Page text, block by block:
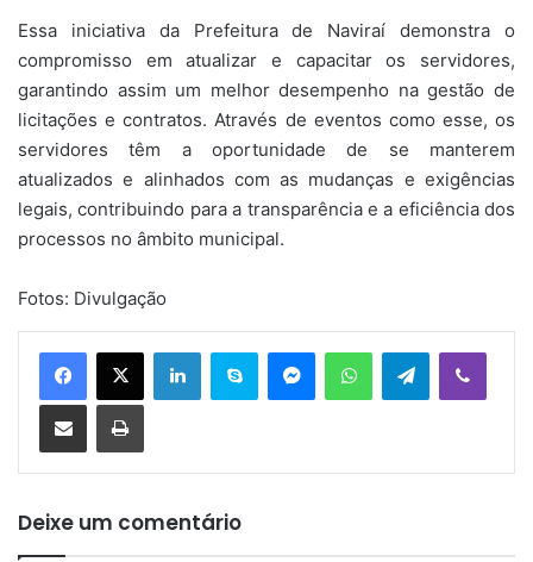
Essa iniciativa da Prefeitura de Naviraí demonstra o
compromisso em atualizar e capacitar os servidores,
garantindo assim um melhor desempenho na gestão de
licitações e contratos. Através de eventos como esse, os
servidores têm a oportunidade de se manterem
atualizados e alinhados com as mudanças e exigências
legais, contribuindo para a transparência e a eficiência dos
processos no âmbito municipal.
Fotos: Divulgação
Telegram
Deixe um comentário